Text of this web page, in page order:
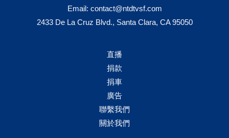
Email: contact@ntdtvsf.com
2433 De La Cruz Blvd., Santa Clara, CA 95050
直播
捐款
捐車
廣告
聯繫我們
關於我們